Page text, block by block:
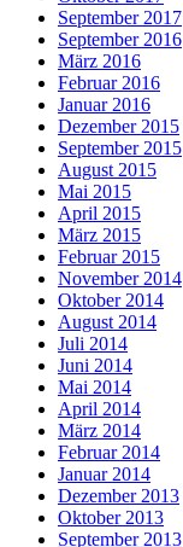
September 2017
September 2016
März 2016
Februar 2016
Januar 2016
Dezember 2015
September 2015
August 2015
Mai 2015
April 2015
März 2015
Februar 2015
November 2014
Oktober 2014
August 2014
Juli 2014
Juni 2014
Mai 2014
April 2014
März 2014
Februar 2014
Januar 2014
Dezember 2013
Oktober 2013
September 2013